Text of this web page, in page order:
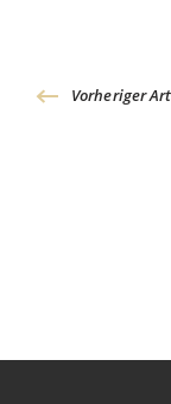
Vorheriger